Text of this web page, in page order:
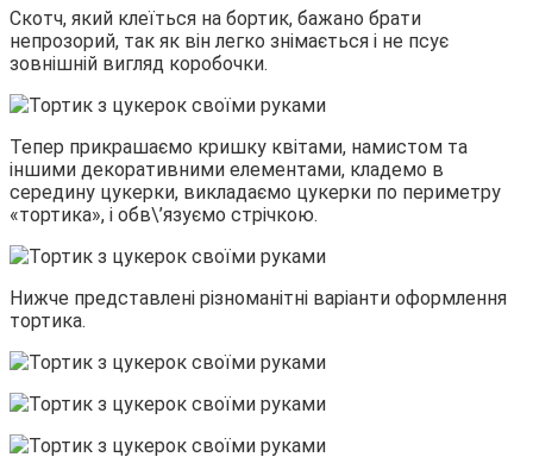
Скотч, який клеїться на бортик, бажано брати
непрозорий, так як він легко знімається і не псує
зовнішній вигляд коробочки.
Тепер прикрашаємо кришку квітами, намистом та
іншими декоративними елементами, кладемо в
середину цукерки, викладаємо цукерки по периметру
«тортика», і обв\’язуємо стрічкою.
Нижче представлені різноманітні варіанти оформлення
тортика.